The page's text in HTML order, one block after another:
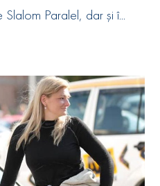
Paralel, dar și î...